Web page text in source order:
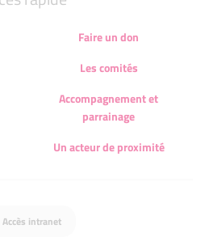
Faire un don
Les comités
Accompagnement et
parrainage
Un acteur de proximité
Accès intranet